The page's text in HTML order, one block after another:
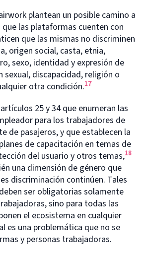
plantean un posible camino a
que las plataformas cuenten con
que las mismas no discriminen
origen social, casta, etnia,
sexo, identidad y expresión de
sexual, discapacidad, religión o
otra condición.17
25 y 34 que enumeran las
para los trabajadores de
de pasajeros, y que establecen la
de capacitación en temas de
del usuario y otros temas,18
una dimensión de género que
discriminación continúen. Tales
ser obligatorias solamente
sino para todas las
el ecosistema en cualquier
es una problemática que no se
y personas trabajadoras.